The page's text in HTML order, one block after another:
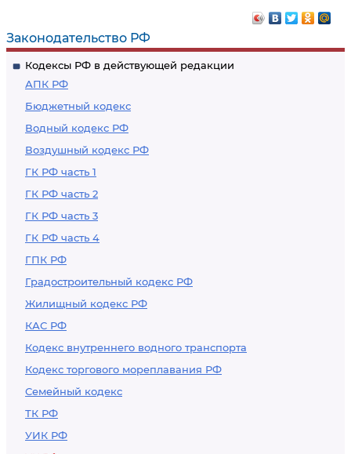
Законодательство РФ
Кодексы РФ в действующей редакции
АПК РФ
Бюджетный кодекс
Водный кодекс РФ
Воздушный кодекс РФ
ГК РФ часть 1
ГК РФ часть 2
ГК РФ часть 3
ГК РФ часть 4
ГПК РФ
Градостроительный кодекс РФ
Жилищный кодекс РФ
КАС РФ
Кодекс внутреннего водного транспорта
Кодекс торгового мореплавания РФ
Семейный кодекс
ТК РФ
УИК РФ
Российской
Федерации или
передача товаров
или технологий,